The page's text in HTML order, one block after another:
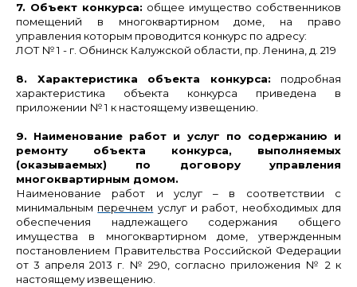
7. Объект конкурса: общее имущество собственников
помещений в многоквартирном доме, на право
управления которым проводится конкурс по адресу:
ЛОТ № 1 - г. Обнинск Калужской области, пр.Ленина, д. 219
8. Характеристика объекта конкурса: подробная
характеристика объекта конкурса приведена в
приложении № 1 к настоящему извещению.
9. Наименование работ и услуг по содержанию и
ремонту объекта конкурса, выполняемых
(оказываемых) по договору управления
многоквартирным домом.
Наименование работ и услуг– в соответствии с
минимальным перечнем услуг и работ, необходимых для
обеспечения надлежащего содержания общего
имущества в многоквартирном доме, утвержденным
постановлением Правительства Российской Федерации
от 3 апреля 2013 г. № 290, согласно приложения № 2 к
настоящему извещению.